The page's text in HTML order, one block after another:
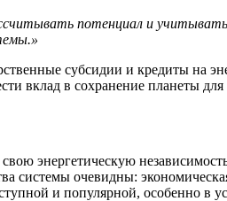
потенциал и учитывать
субсидии и кредиты на
вклад в сохранение планеты
энергетическую
очевидны:
и популярной, особенно в